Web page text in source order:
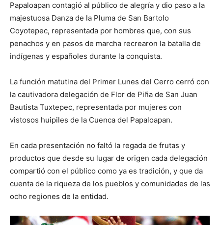
Papaloapan contagió al público de alegría y dio paso a la
majestuosa Danza de la Pluma de San Bartolo
Coyotepec, representada por hombres que, con sus
penachos y en pasos de marcha recrearon la batalla de
indígenas y españoles durante la conquista.
La función matutina del Primer Lunes del Cerro cerró con
la cautivadora delegación de Flor de Piña de San Juan
Bautista Tuxtepec, representada por mujeres con
vistosos huipiles de la Cuenca del Papaloapan.
En cada presentación no faltó la regada de frutas y
productos que desde su lugar de origen cada delegación
compartió con el público como ya es tradición, y que da
cuenta de la riqueza de los pueblos y comunidades de las
ocho regiones de la entidad.